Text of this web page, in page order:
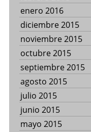
enero 2016
diciembre 2015
noviembre 2015
octubre 2015
septiembre 2015
agosto 2015
julio 2015
junio 2015
mayo 2015